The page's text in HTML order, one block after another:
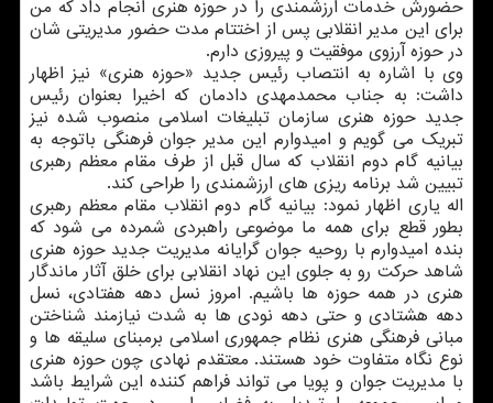
حضورش خدمات ارزشمندی را در حوزه هنری انجام داد که من
برای این مدیر انقلابی پس از اختتام مدت حضور مدیریتی شان
در حوزه آرزوی موفقیت و پیروزی دارم.
وی با اشاره به انتصاب رئیس جدید «حوزه هنری» نیز اظهار
داشت: به جناب محمدمهدی دادمان که اخیرا بعنوان رئیس
جدید حوزه هنری سازمان تبلیغات اسلامی منصوب شده نیز
تبریک می گویم و امیدوارم این مدیر جوان فرهنگی باتوجه به
بیانیه گام دوم انقلاب که سال قبل از طرف مقام معظم رهبری
تبیین شد برنامه ریزی های ارزشمندی را طراحی کند.
اله یاری اظهار نمود: بیانیه گام دوم انقلاب مقام معظم رهبری
بطور قطع برای همه ما موضوعی راهبردی شمرده می شود که
بنده امیدوارم با روحیه جوان گرایانه مدیریت جدید حوزه هنری
شاهد حرکت رو به جلوی این نهاد انقلابی برای خلق آثار ماندگار
هنری در همه حوزه ها باشیم. امروز نسل دهه هفتادی، نسل
دهه هشتادی و حتی دهه نودی ها به شدت نیازمند شناختن
مبانی فرهنگی هنری نظام جمهوری اسلامی برمبنای سلیقه ها و
نوع نگاه متفاوت خود هستند. معتقدم نهادی چون حوزه هنری
با مدیریت جوان و پویا می تواند فراهم کننده این شرایط باشد